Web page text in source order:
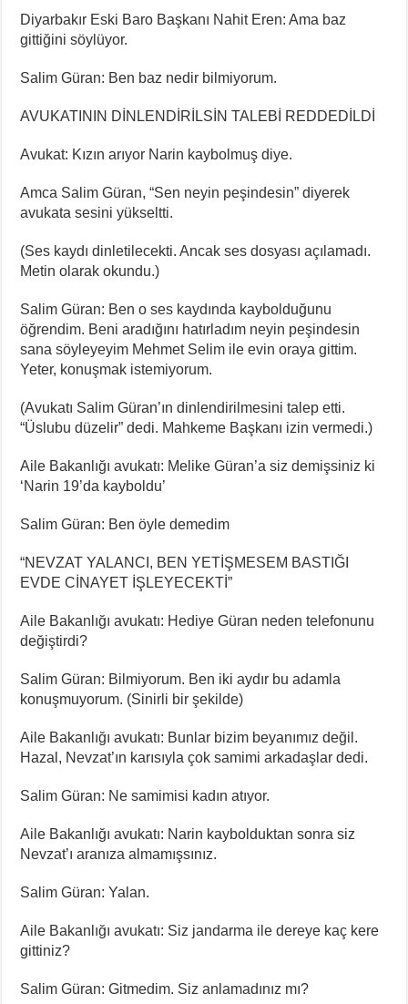
Diyarbakır Eski Baro Başkanı Nahit Eren: Ama baz
gittiğini söylüyor.
⁠⁠Salim Güran: Ben baz nedir bilmiyorum.
AVUKATININ DİNLENDİRİLSİN TALEBİ REDDEDİLDİ
Avukat: Kızın arıyor Narin kaybolmuş diye.
Amca Salim Güran, “Sen neyin peşindesin” diyerek
avukata sesini yükseltti.
(Ses kaydı dinletilecekti. Ancak ses dosyası açılamadı.
Metin olarak okundu.)
Salim Güran: Ben o ses kaydında kaybolduğunu
öğrendim. Beni aradığını hatırladım neyin peşindesin
sana söyleyeyim Mehmet Selim ile evin oraya gittim.
Yeter, konuşmak istemiyorum.
(Avukatı Salim Güran’ın dinlendirilmesini talep etti.
“Üslubu düzelir” dedi. Mahkeme Başkanı izin vermedi.)
Aile Bakanlığı avukatı: Melike Güran’a siz demişsiniz ki
‘Narin 19’da kayboldu’
Salim Güran: Ben öyle demedim
“NEVZAT YALANCI, BEN YETİŞMESEM BASTIĞI
EVDE CİNAYET İŞLEYECEKTİ”
Aile Bakanlığı avukatı: Hediye Güran neden telefonunu
değiştirdi?
Salim Güran: Bilmiyorum. Ben iki aydır bu adamla
konuşmuyorum. (Sinirli bir şekilde)
Aile Bakanlığı avukatı: Bunlar bizim beyanımız değil.
Hazal, Nevzat’ın karısıyla çok samimi arkadaşlar dedi.
Salim Güran: Ne samimisi kadın atıyor.
Aile Bakanlığı avukatı: Narin kaybolduktan sonra siz
Nevzat’ı aranıza almamışsınız.
Salim Güran: Yalan.
Aile Bakanlığı avukatı: Siz jandarma ile dereye kaç kere
gittiniz?
Salim Güran: Gitmedim. Siz anlamadınız mı?